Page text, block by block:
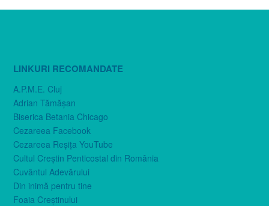
LINKURI RECOMANDATE
A.P.M.E. Cluj
Adrian Tămăşan
Biserica Betania Chicago
Cezareea Facebook
Cezareea Reşiţa YouTube
Cultul Creştin Penticostal din România
Cuvântul Adevărului
Din inimă pentru tine
Foaia Creştinului